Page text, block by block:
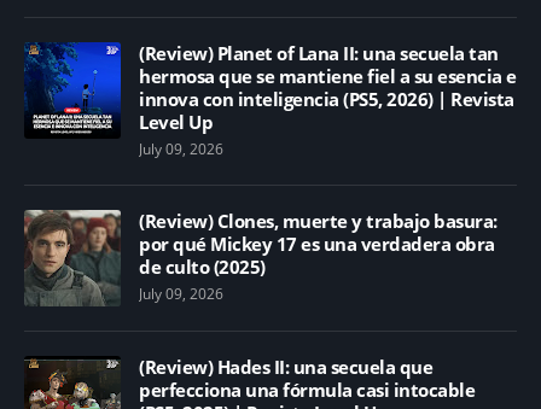
(Review) Planet of Lana II: una secuela tan
hermosa que se mantiene fiel a su esencia e
innova con inteligencia (PS5, 2026) | Revista
Level Up
July 09, 2026
(Review) Clones, muerte y trabajo basura:
por qué Mickey 17 es una verdadera obra
de culto (2025)
July 09, 2026
(Review) Hades II: una secuela que
perfecciona una fórmula casi intocable